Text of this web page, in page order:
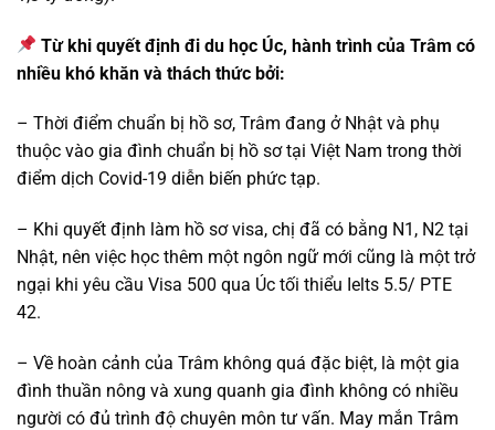
Từ khi quyết định đi du học Úc, hành trình của Trâm có
nhiều khó khăn và thách thức bởi:
– Thời điểm chuẩn bị hồ sơ, Trâm đang ở Nhật và phụ
thuộc vào gia đình chuẩn bị hồ sơ tại Việt Nam trong thời
điểm dịch Covid-19 diễn biến phức tạp.
– Khi quyết định làm hồ sơ visa, chị đã có bằng N1, N2 tại
Nhật, nên việc học thêm một ngôn ngữ mới cũng là một trở
ngại khi yêu cầu Visa 500 qua Úc tối thiểu Ielts 5.5/ PTE
42.
– Về hoàn cảnh của Trâm không quá đặc biệt, là một gia
đình thuần nông và xung quanh gia đình không có nhiều
người có đủ trình độ chuyên môn tư vấn. May mắn Trâm